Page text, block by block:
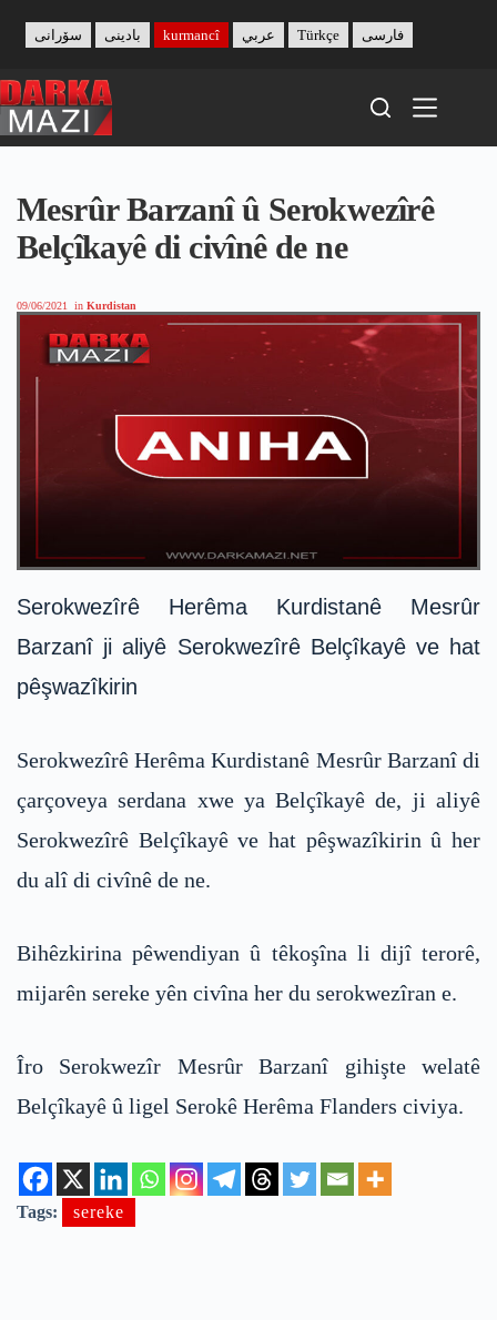
content
بادینی سۆرانی kurmancî عربي Türkçe فارسی
Mesrûr Barzanî û Serokwezîrê
Belçîkayê di civînê de ne
09/06/2021 in Kurdistan
Serokwezîrê Herêma Kurdistanê Mesrûr
Barzanî ji aliyê Serokwezîrê Belçîkayê ve hat
pêşwazîkirin
Serokwezîrê Herêma Kurdistanê Mesrûr Barzanî di
çarçoveya serdana xwe ya Belçîkayê de, ji aliyê
Serokwezîrê Belçîkayê ve hat pêşwazîkirin û her
du alî di civînê de ne.
Bihêzkirina pêwendiyan û têkoşîna li dijî terorê,
mijarên sereke yên civîna her du serokwezîran e.
Îro Serokwezîr Mesrûr Barzanî gihişte welatê
Belçîkayê û ligel Serokê Herêma Flanders civiya.
Tags: sereke